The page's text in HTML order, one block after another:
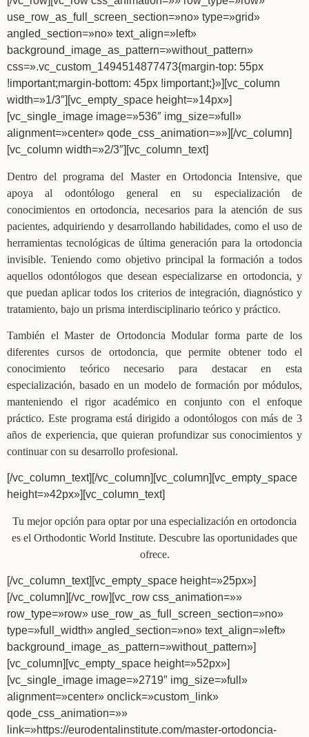
use_row_as_full_screen_section=»no» type=»grid»
angled_section=»no» text_align=»left»
background_image_as_pattern=»without_pattern»
css=».vc_custom_1494514877473{margin-top: 55px
!important;margin-bottom: 45px !important;}»][vc_column
width=»1/3″][vc_empty_space height=»14px»]
[vc_single_image image=»536″ img_size=»full»
alignment=»center» qode_css_animation=»»][/vc_column]
[vc_column width=»2/3″][vc_column_text]
Dentro del programa del Master en Ortodoncia Intensive, que
apoya al odontólogo general en su especialización de
conocimientos en ortodoncia, necesarios para la atención de sus
pacientes, adquiriendo y desarrollando habilidades, como el uso de
herramientas tecnológicas de última generación para la ortodoncia
invisible. Teniendo como objetivo principal la formación a todos
aquellos odontólogos que desean especializarse en ortodoncia, y
que puedan aplicar todos los criterios de integración, diagnóstico y
tratamiento, bajo un prisma interdisciplinario teórico y práctico.
También el Master de Ortodoncia Modular forma parte de los
diferentes cursos de ortodoncia, que permite obtener todo el
conocimiento teórico necesario para destacar en esta
especialización, basado en un modelo de formación por módulos,
manteniendo el rigor académico en conjunto con el enfoque
práctico. Este programa está dirigido a odontólogos con más de 3
años de experiencia, que quieran profundizar sus conocimientos y
continuar con su desarrollo profesional.
[/vc_column_text][/vc_column][vc_column][vc_empty_space
height=»42px»][vc_column_text]
Tu mejor opción para optar por una especialización en ortodoncia
es el Orthodontic World Institute. Descubre las oportunidades que
ofrece.
[/vc_column_text][vc_empty_space height=»25px»]
[/vc_column][/vc_row][vc_row css_animation=»»
row_type=»row» use_row_as_full_screen_section=»no»
type=»full_width» angled_section=»no» text_align=»left»
background_image_as_pattern=»without_pattern»]
[vc_column][vc_empty_space height=»52px»]
[vc_single_image image=»2719″ img_size=»full»
alignment=»center» onclick=»custom_link»
qode_css_animation=»»
link=»https://eurodentalinstitute.com/master-ortodoncia-